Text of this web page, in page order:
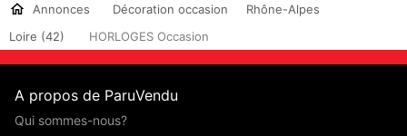
Annonces Décoration occasion
Rhône-Alpes
Loire (42)
HORLOGES Occasion
A propos de ParuVendu
Qui sommes-nous?